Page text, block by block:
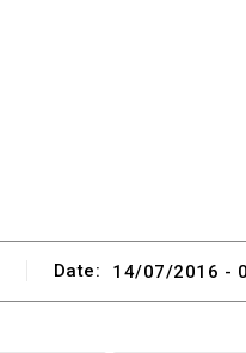
Date: 14/07/2016 -